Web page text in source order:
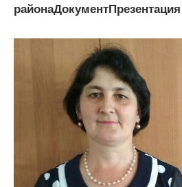
районаДокументПрезентация